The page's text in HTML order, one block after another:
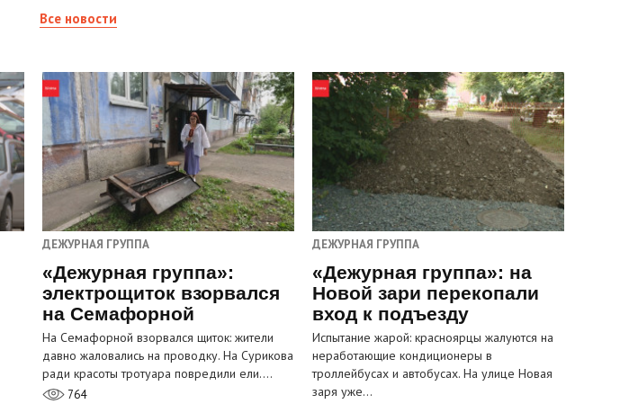
Все новости
ДЕЖУРНАЯ ГРУППА
«Дежурная группа»:
электрощиток взорвался
на Семафорной
На Семафорной взорвался щиток: жители
давно жаловались на проводку. На Сурикова
ради красоты тротуара повредили ели.…
764
ДЕЖУРНАЯ ГРУППА
«Дежурная группа»: на
Новой зари перекопали
вход к подъезду
Испытание жарой: красноярцы жалуются на
неработающие кондиционеры в
троллейбусах и автобусах. На улице Новая
заря уже…